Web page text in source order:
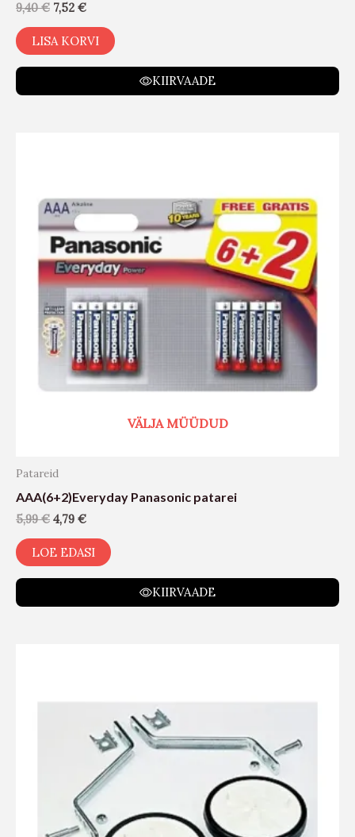
9,40€ 7,52 €
LISA KORVI
KIIRVAADE
VÄLJA MÜÜDUD
Patareid
AAA(6+2)Everyday Panasonic patarei
5,99€ 4,79 €
LOE EDASI
KIIRVAADE